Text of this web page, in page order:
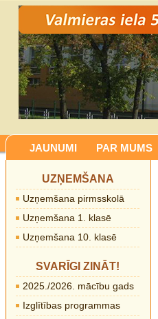
JAUNUMI PAR MUMS
UZŅEMŠANA
Uzņemšana pirmsskolā
Uzņemšana 1. klasē
Uzņemšana 10. klasē
SVARĪGI ZINĀT!
2025./2026. mācību gads
Izglītības programmas